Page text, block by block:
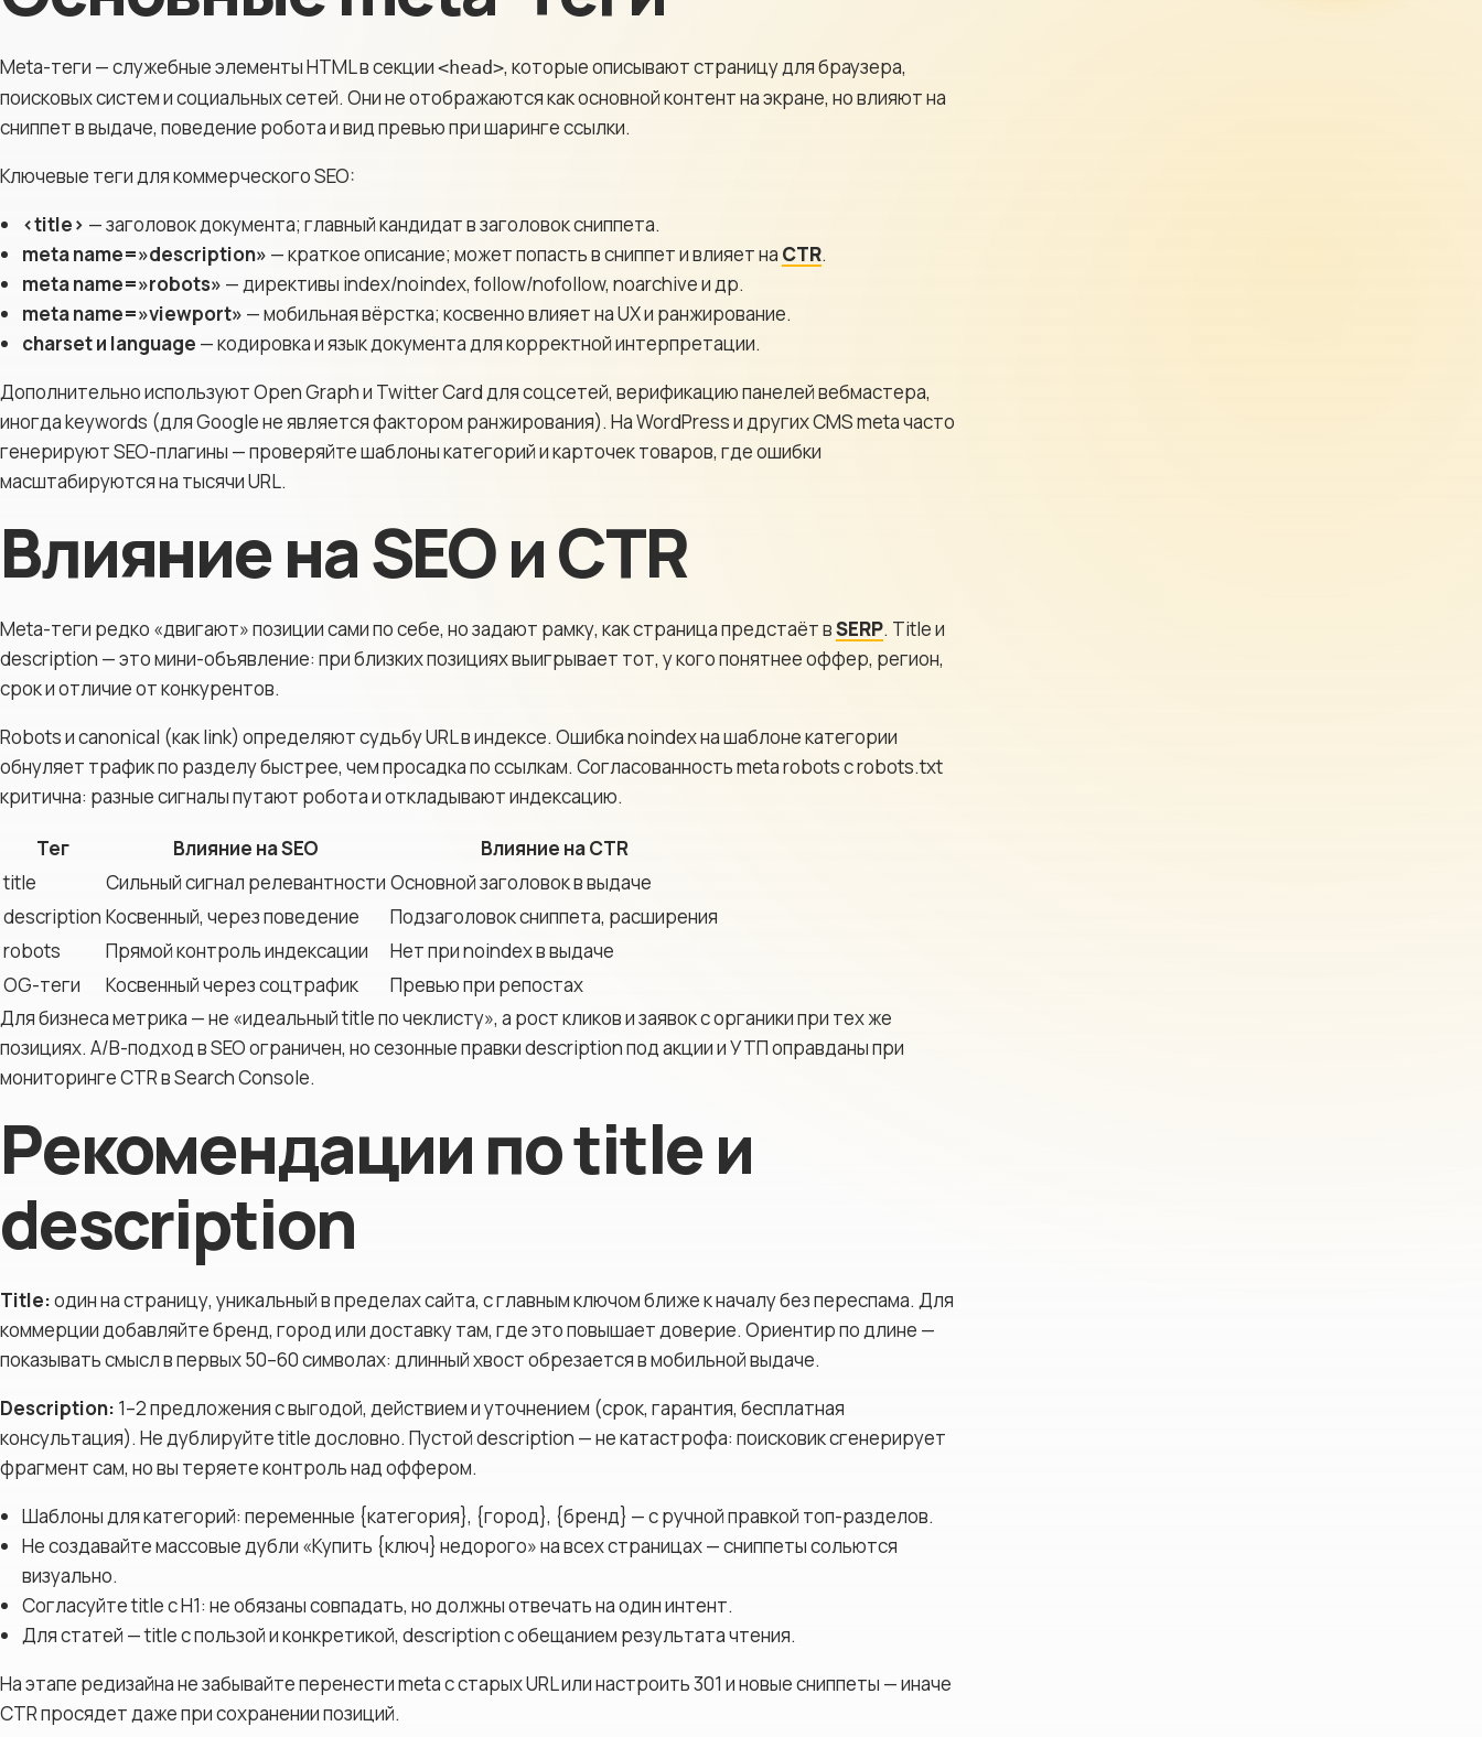
Строительные
компании
Рестораны
Туристические
визитки
Сайты услуг
ХИТ
Meta-теги — служебные элементы HTML в секции <head>, которые описывают страницу для браузера,
поисковых систем и социальных сетей. Они не отображаются как основной контент на экране, но влияют на
сниппет в выдаче, поведение робота и вид превью при шаринге ссылки.
Ключевые теги для коммерческого SEO:
<title> — заголовок документа; главный кандидат в заголовок сниппета.
meta name=»description» — краткое описание; может попасть в сниппет и влияет на CTR.
meta name=»robots» — директивы index/noindex, follow/nofollow, noarchive и др.
meta name=»viewport» — мобильная вёрстка; косвенно влияет на UX и ранжирование.
charset и language — кодировка и язык документа для корректной интерпретации.
Дополнительно используют Open Graph и Twitter Card для соцсетей, верификацию панелей вебмастера,
иногда keywords (для Google не является фактором ранжирования). На WordPress и других CMS meta часто
генерируют SEO-плагины — проверяйте шаблоны категорий и карточек товаров, где ошибки
масштабируются на тысячи URL.
Влияние на SEO и CTR
Meta-теги редко «двигают» позиции сами по себе, но задают рамку, как страница предстаёт вSERP. Title и
description — это мини-объявление: при близких позициях выигрывает тот, у кого понятнее оффер, регион,
срок и отличие от конкурентов.
Robots и canonical (как link) определяют судьбу URL в индексе. Ошибка noindex на шаблоне категории
обнуляет трафик по разделу быстрее, чем просадка по ссылкам. Согласованность meta robots с robots.txt
критична: разные сигналы путают робота и откладывают индексацию.
Тег Влияние на SEO
Влияние на CTR
title
Сильный сигнал релевантности Основной заголовок в выдаче
description Косвенный, через поведение
Подзаголовок сниппета, расширения
robots
Прямой контроль индексации
Нет при noindex в выдаче
OG-теги
Косвенный через соцтрафик
Превью при репостах
Для бизнеса метрика — не «идеальный title по чеклисту», а рост кликов и заявок с органики при тех же
позициях. A/B-подход в SEO ограничен, но сезонные правки description под акции и УТП оправданы при
мониторинге CTR в Search Console.
Рекомендации по title и
description
Title:один на страницу, уникальный в пределах сайта, с главным ключом ближе к началу без переспама. Для
коммерции добавляйте бренд, город или доставку там, где это повышает доверие. Ориентир по длине —
показывать смысл в первых 50–60 символах: длинный хвост обрезается в мобильной выдаче.
Description: 1–2 предложения с выгодой, действием и уточнением (срок, гарантия, бесплатная
консультация). Не дублируйте title дословно. Пустой description — не катастрофа: поисковик сгенерирует
фрагмент сам, но вы теряете контроль над оффером.
Шаблоны для категорий: переменные {категория}, {город}, {бренд} — с ручной правкой топ-разделов.
Не создавайте массовые дубли «Купить {ключ} недорого» на всех страницах — сниппеты сольются
визуально.
Согласуйте title с H1: не обязаны совпадать, но должны отвечать на один интент.
Для статей — title с пользой и конкретикой, description с обещанием результата чтения.
На этапе редизайна не забывайте перенести meta с старых URL или настроить 301 и новые сниппеты — иначе
CTR просядет даже при сохранении позиций.